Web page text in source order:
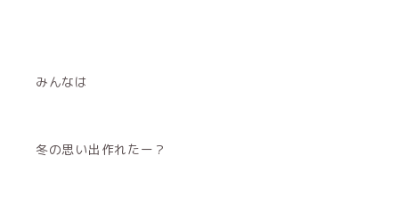
みんなは
冬の思い出作れたー？